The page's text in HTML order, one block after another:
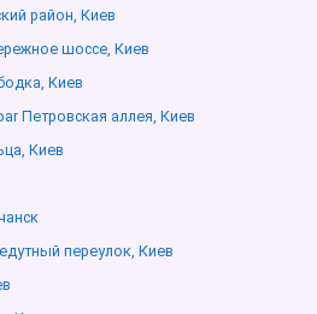
район, Киев
шоссе, Киев
Киев
Петровская аллея, Киев
Киев
переулок, Киев